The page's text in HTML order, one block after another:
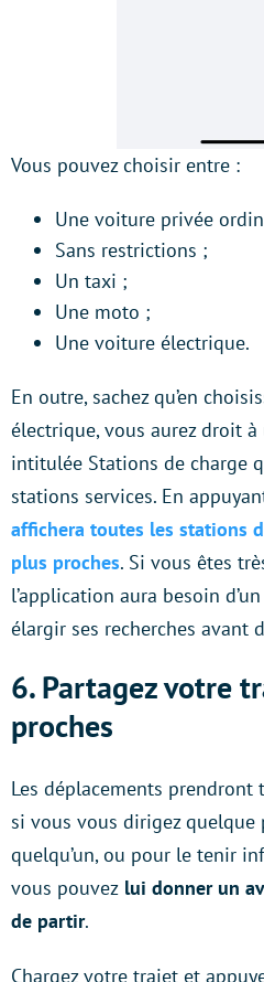
Vous pouvez choisir entre :
Une voiture privée
Sans restrictions ;
Un taxi ;
Une moto ;
Une voiture électrique.
En outre, sachez qu’en
électrique, vous aurez droit
intitulée Stations de charge
stations services. En
affichera toutes les stations
plus proches. Si vous êtes
l’application aura besoin
élargir ses recherches avant
6. Partagez votre
proches
Les déplacements prendront
si vous vous dirigez
quelqu’un, ou pour le tenir
vous pouvez lui donner un
de partir.
Chargez votre trajet et